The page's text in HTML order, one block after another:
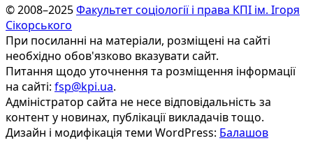
© 2008–2025Факультет соціології і права КПІ ім. Ігоря
Сікорського
При посиланні на матеріали, розміщені на сайті
необхідно обов'язково вказувати сайт.
Питання щодо уточнення та розміщення інформації
на сайті: fsp@kpi.ua.
Адміністратор сайта не несе відповідальність за
контент у новинах, публікації викладачів тощо.
Дизайн і модифікація теми WordPress: Балашов